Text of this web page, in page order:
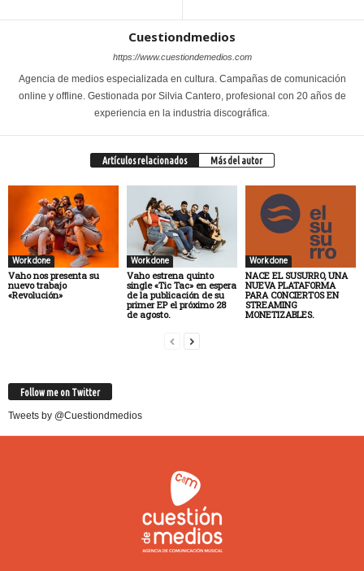
Cuestiondmedios
https://www.cuestiondemedios.com
Agencia de medios especializada en cultura. Campañas de comunicación
online y offline. Gestionada por Silvia Cantero, profesional con 20 años de
experiencia en la industria discográfica.
Artículos relacionados Más del autor
Work done
Vaho nos presenta su
nuevo trabajo
«Revolución»
Work done
Vaho estrena quinto
single «Tic Tac» en espera
de la publicación de su
primer EP el próximo 28
de agosto.
Work done
NACE EL SUSURRO, UNA
NUEVA PLATAFORMA
PARA CONCIERTOS EN
STREAMING
MONETIZABLES.
Follow me on Twitter
Tweets by @Cuestiondmedios